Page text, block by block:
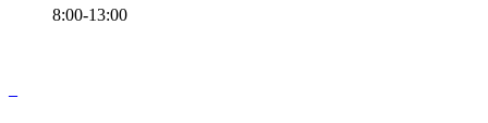
8:00-13:00